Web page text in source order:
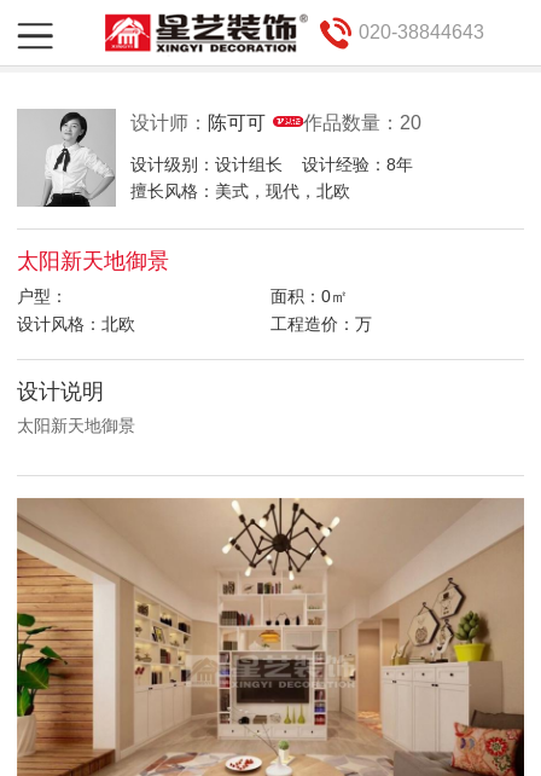
020-38844643
设计师： 陈可可 作品数量：20
设计级别：设计组长
设计经验：8年
擅长风格：美式，现代，北欧
太阳新天地御景
户型：
面积：0㎡
设计风格：北欧
工程造价：万
设计说明
太阳新天地御景